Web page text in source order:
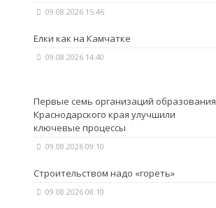
09.08.2026 15:46
Елки как на Камчатке
09.08.2026 14:40
Первые семь организаций образования
Краснодарского края улучшили
ключевые процессы
09.08.2026 09:10
Строительством надо «гореть»
09.08.2026 08:10